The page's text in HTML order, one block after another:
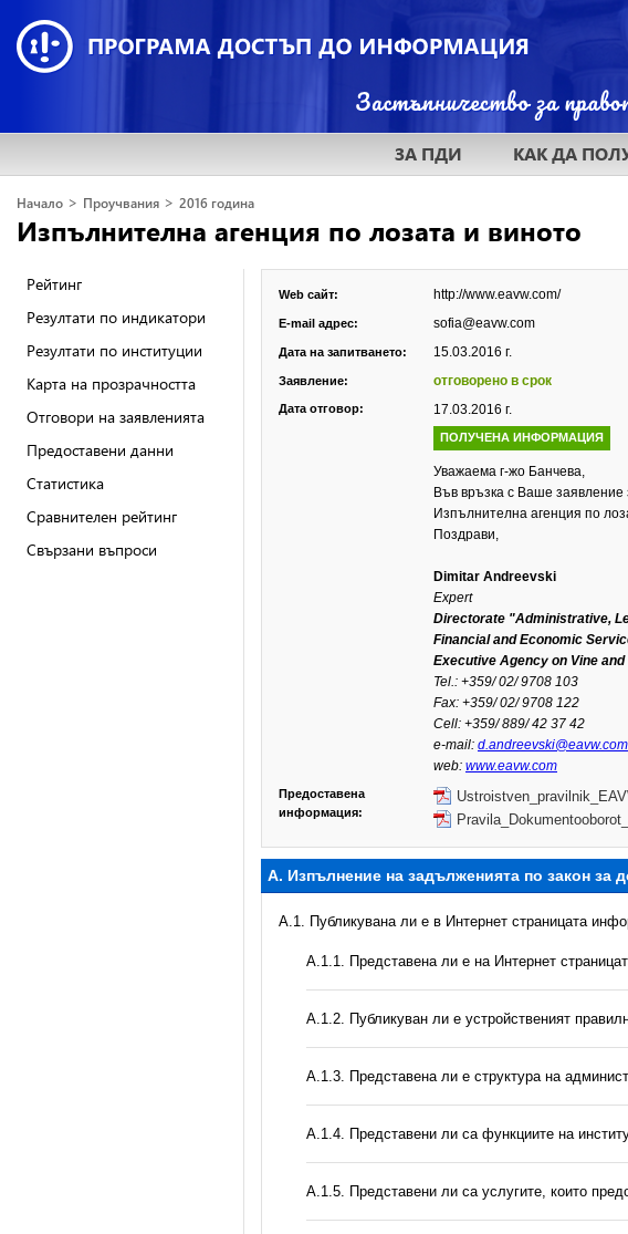
ЗА ПДИ КАК ДА
Начало > Проучвания > 2016 година
Изпълнителна агенция по лозата и виното
Рейтинг
Резултати по индикатори
Резултати по институции
Карта на прозрачността
Отговори на заявленията
Предоставени данни
Статистика
Сравнителен рейтинг
Свързани въпроси
Web сайт: http://www.eavw.com/
E-mail адрес: sofia@eavw.com
Дата на запитването: 15.03.2016 г.
Заявление: отговорено в срок
Дата отговор: 17.03.2016 г.
ПОЛУЧЕНА ИНФОРМАЦИЯ
Уважаема г-жо Банчева,
Във връзка с Ваше
Изпълнителна агенция по
Поздрави,
Dimitar Andreevski
Expert
Directorate "Administrative,
Financial and Economic
Executive Agency on Vine and
Tel.: +359/ 02/ 9708 103
Fax: +359/ 02/ 9708 122
Cell: +359/ 889/ 42 37 42
e-mail: d.andreevski@eavw.com
web: www.eavw.com
Предоставена
информация:
А. Изпълнение на задълженията по закон за
A.1. Публикувана ли е в Интернет страницата
A.1.1. Представена ли е на Интернет
A.1.2. Публикуван ли е устройственият
A.1.3. Представена ли е структура на
А.1.4. Представени ли са функциите на
А.1.5. Представени ли са услугите, които